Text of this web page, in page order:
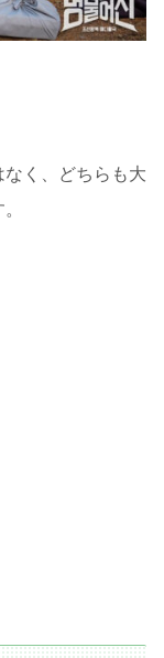
く、どちらも大